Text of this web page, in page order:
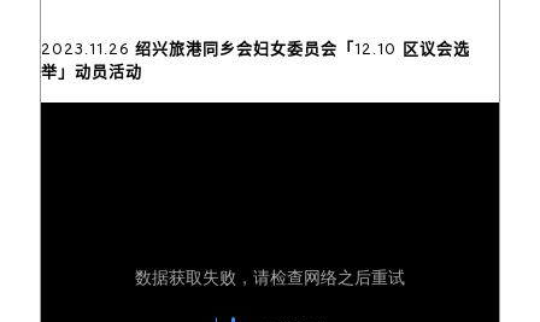
2023.11.26 绍兴旅港同乡会妇女委员会「12.10 区议会选
举」动员活动